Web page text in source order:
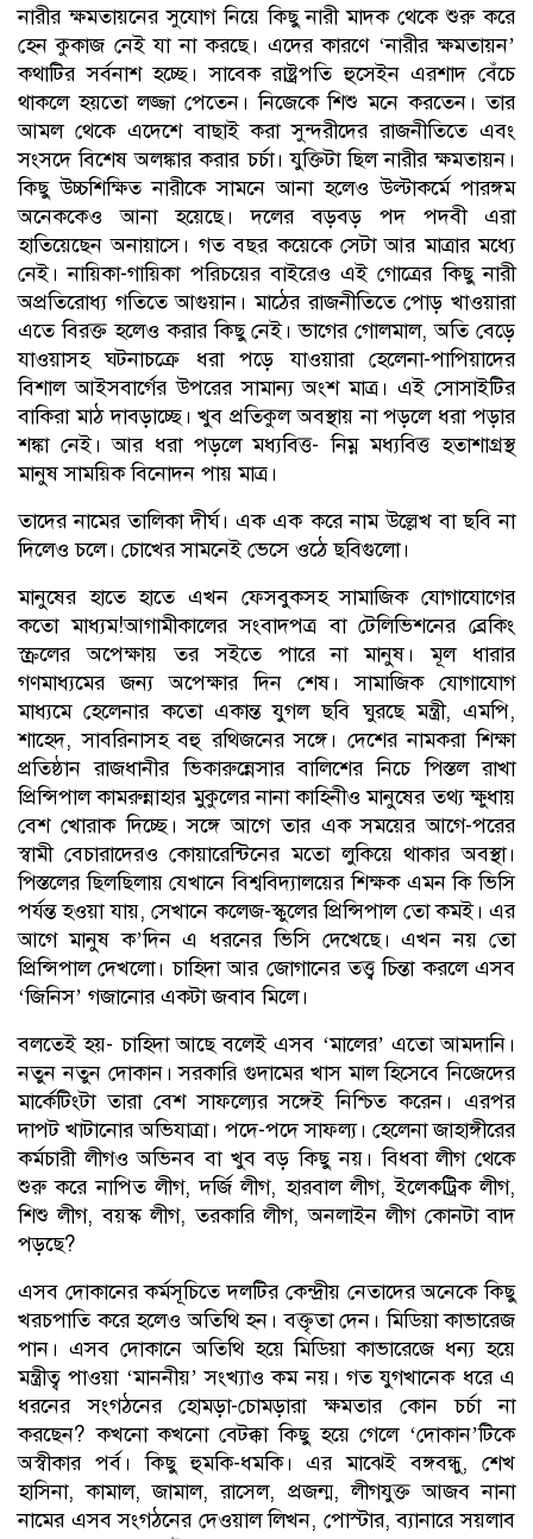
নারীর ক্ষমতায়নের সুযোগ নিয়ে কিছু নারী মাদক থেকে শুরু করে
হেন কুকাজ নেই যা না করছে। এদের কারণে ‘নারীর ক্ষমতায়ন’
কথাটির সর্বনাশ হচ্ছে। সাবেক রাষ্ট্রপতি হুসেইন এরশাদ বেঁচে
থাকলে হয়তো লজ্জা পেতেন। নিজেকে শিশু মনে করতেন। তার
আমল থেকে এদেশে বাছাই করা সুন্দরীদের রাজনীতিতে এবং
সংসদে বিশেষ অলঙ্কার করার চর্চা। যুক্তিটা ছিল নারীর ক্ষমতায়ন।
কিছু উচ্চশিক্ষিত নারীকে সামনে আনা হলেও উল্টাকর্মে পারঙ্গম
অনেককেও আনা হয়েছে। দলের বড়বড় পদ পদবী এরা
হাতিয়েছেন অনায়াসে। গত বছর কয়েকে সেটা আর মাত্রার মধ্যে
নেই। নায়িকা-গায়িকা পরিচয়ের বাইরেও এই গোত্রের কিছু নারী
অপ্রতিরোধ্য গতিতে আগুয়ান। মাঠের রাজনীতিতে পোড় খাওয়ারা
এতে বিরক্ত হলেও করার কিছু নেই। ভাগের গোলমাল, অতি বেড়ে
যাওয়াসহ ঘটনাচক্রে ধরা পড়ে যাওয়ারা হেলেনা-পাপিয়াদের
বিশাল আইসবার্গের উপরের সামান্য অংশ মাত্র। এই সোসাইটির
বাকিরা মাঠ দাবড়াচ্ছে। খুব প্রতিকুল অবস্থায় না পড়লে ধরা পড়ার
শঙ্কা নেই। আর ধরা পড়লে মধ্যবিত্ত- নিম্ন মধ্যবিত্ত হতাশাগ্রস্থ
মানুষ সাময়িক বিনোদন পায় মাত্র।
তাদের নামের তালিকা দীর্ঘ। এক এক করে নাম উল্লেখ বা ছবি না
দিলেও চলে। চোখের সামনেই ভেসে ওঠে ছবিগুলো।
মানুষের হাতে হাতে এখন ফেসবুকসহ সামাজিক যোগাযোগের
কতো মাধ্যম!আগামীকালের সংবাদপত্র বা টেলিভিশনের ব্রেকিং
স্ক্রলের অপেক্ষায় তর সইতে পারে না মানুষ। মূল ধারার
গণমাধ্যমের জন্য অপেক্ষার দিন শেষ। সামাজিক যোগাযোগ
মাধ্যমে হেলেনার কতো একান্ত যুগল ছবি ঘুরছে মন্ত্রী, এমপি,
শাহেদ, সাবরিনাসহ বহু রথিজনের সঙ্গে। দেশের নামকরা শিক্ষা
প্রতিষ্ঠান রাজধানীর ভিকারুন্নেসার বালিশের নিচে পিস্তল রাখা
প্রিন্সিপাল কামরুন্নাহার মুকুলের নানা কাহিনীও মানুষের তথ্য ক্ষুধায়
বেশ খোরাক দিচ্ছে। সঙ্গে আগে তার এক সময়ের আগে-পরের
স্বামী বেচারাদেরও কোয়ারেন্টিনের মতো লুকিয়ে থাকার অবস্থা।
পিস্তলের ছিলছিলায় যেখানে বিশ্ববিদ্যালয়ের শিক্ষক এমন কি ভিসি
পর্যন্ত হওয়া যায়, সেখানে কলেজ-স্কুলের প্রিন্সিপাল তো কমই। এর
আগে মানুষ ক’দিন এ ধরনের ভিসি দেখেছে। এখন নয় তো
প্রিন্সিপাল দেখলো। চাহিদা আর জোগানের তত্ত্ব চিন্তা করলে এসব
‘জিনিস’ গজানোর একটা জবাব মিলে।
বলতেই হয়- চাহিদা আছে বলেই এসব ‘মালের’ এতো আমদানি।
নতুন নতুন দোকান। সরকারি গুদামের খাস মাল হিসেবে নিজেদের
মার্কেটিংটা তারা বেশ সাফল্যের সঙ্গেই নিশ্চিত করেন। এরপর
দাপট খাটানোর অভিযাত্রা। পদে-পদে সাফল্য। হেলেনা জাহাঙ্গীরের
কর্মচারী লীগও অভিনব বা খুব বড় কিছু নয়। বিধবা লীগ থেকে
শুরু করে নাপিত লীগ, দর্জি লীগ, হারবাল লীগ, ইলেকট্রিক লীগ,
শিশু লীগ, বয়স্ক লীগ, তরকারি লীগ, অনলাইন লীগ কোনটা বাদ
পড়ছে?
এসব দোকানের কর্মসূচিতে দলটির কেন্দ্রীয় নেতাদের অনেকে কিছু
খরচপাতি করে হলেও অতিথি হন। বক্তৃতা দেন। মিডিয়া কাভারেজ
পান। এসব দোকানে অতিথি হয়ে মিডিয়া কাভারেজে ধন্য হয়ে
মন্ত্রীত্ব পাওয়া ‘মাননীয়’ সংখ্যাও কম নয়। গত যুগখানেক ধরে এ
ধরনের সংগঠনের হোমড়া-চোমড়ারা ক্ষমতার কোন চর্চা না
করছেন? কখনো কখনো বেটক্কা কিছু হয়ে গেলে ‘দোকান’টিকে
অস্বীকার পর্ব। কিছু হুমকি-ধমকি। এর মাঝেই বঙ্গবন্ধু, শেখ
হাসিনা, কামাল, জামাল, রাসেল, প্রজন্ম, লীগযুক্ত আজব নানা
নামের এসব সংগঠনের দেওয়াল লিখন, পোস্টার, ব্যানারে সয়লাব